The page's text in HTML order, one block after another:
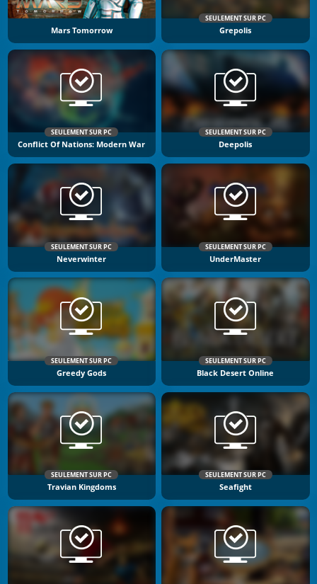
Mars Tomorrow
SEULEMENT SUR PC
Grepolis
SEULEMENT SUR PC
Conflict Of Nations: Modern War
SEULEMENT SUR PC
Deepolis
SEULEMENT SUR PC
Neverwinter
SEULEMENT SUR PC
UnderMaster
SEULEMENT SUR PC
Greedy Gods
SEULEMENT SUR PC
Black Desert Online
SEULEMENT SUR PC
Travian Kingdoms
SEULEMENT SUR PC
Seafight